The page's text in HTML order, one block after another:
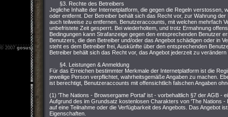
§3. Rechte des Betreibers
Jegliche Inhalte der Internetplatform, die gegen die Regeln verstossen,
oder entfernt. Der Betreiber behält sich das Recht vor, zur Wahrung
auch teilweise zu entfernen. Benutzeraccounts, mit welchen mehrfach
unbefristete Zeit gesperrt. Bei wiederholtem, und trotz Ermahnung
Bedingungen kann Strafanzeige gegen den entsprechenden Benutzer
Benutzers, die den Betreiber und/oder das Angebot schädigen oder in
steht es dem Betreiber frei, Auskünfte über den entsprechenden
Betreiber behält sich das Recht vor, das Angebot jederzeit zu
§4. Leistungen & Anmeldung
Für das Erreichen bestimmter Merkmale der Internetplatform ist die
jeweilige Person verpflichtet, wahrheitsgemäße Angaben zu machen.
ist berechtigt, Benutzeraccounts mit offensichtlich falschen Angaben
(1) 'The Nations - Browsergame Portal' ist - vorbehaltlich §7 der AGB -
Aufgrund des im Grundsatz kostenlosen Charakters von 'The Nations
auf eine Teilnahme oder die Verfügbarkeit des Angebots. Das Angebot
Eigenschaften.
© 2007 gosus.net Impressum -Nutzungsbedingungen-Datenschutz